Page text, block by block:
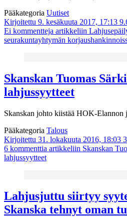
Pääkategoria Uutiset
Kirjoitettu 9. kesäkuuta 2017, 17:13
Ei kommentteja artikkeliin
seurakuntayhtymän
Skanskan Tuomas
lahjussyytteet
Skanskan johto kiistää HOK-Elannon
Pääkategoria Talous
Kirjoitettu 31. lokakuuta 2016, 18:03
6 kommenttia artikkeliin Skanskan
lahjussyytteet
Lahjusjuttu siirtyy
Skanska tehnyt oman